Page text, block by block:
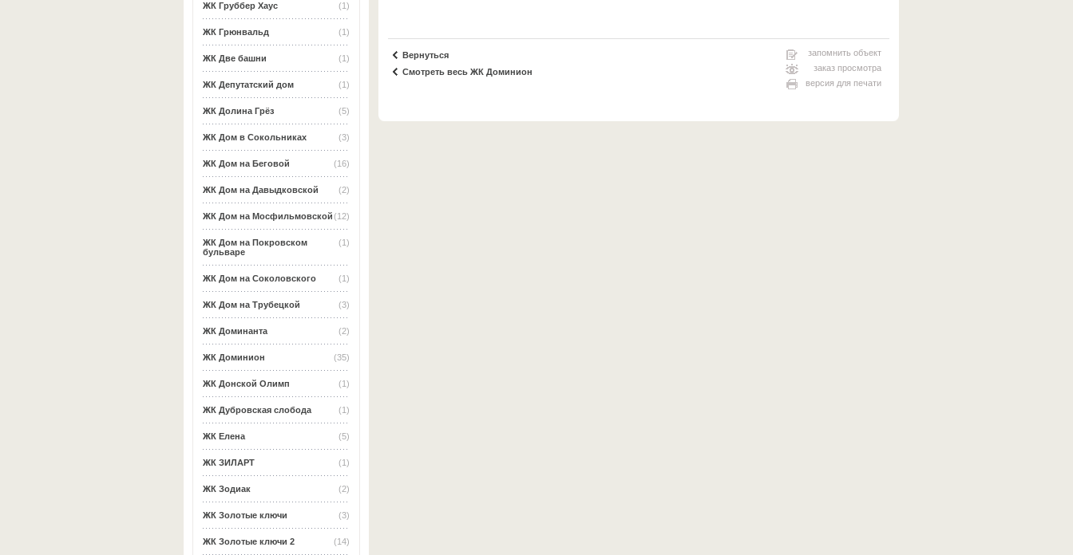
(1)
ЖК Груббер Хаус
(1)
ЖК Грюнвальд
(1)
ЖК Две башни
(1)
ЖК Депутатский дом
(5)
ЖК Долина Грёз
(3)
ЖК Дом в Сокольниках
(16)
ЖК Дом на Беговой
(2)
ЖК Дом на Давыдковской
(12)
ЖК Дом на Мосфильмовской
(1)
ЖК Дом на Покровском
бульваре
(1)
ЖК Дом на Соколовского
(3)
ЖК Дом на Трубецкой
(2)
ЖК Доминанта
(35)
ЖК Доминион
(1)
ЖК Донской Олимп
(1)
ЖК Дубровская слобода
(5)
ЖК Елена
(1)
ЖК ЗИЛАРТ
(2)
ЖК Зодиак
(3)
ЖК Золотые ключи
(14)
ЖК Золотые ключи 2
Вернуться
Смотреть весь ЖК Доминион
запомнить объект
заказ просмотра
версия для печати